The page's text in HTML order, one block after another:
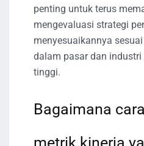
penting untuk terus
mengevaluasi strategi
menyesuaikannya
dalam pasar dan
tinggi.
Bagaimana